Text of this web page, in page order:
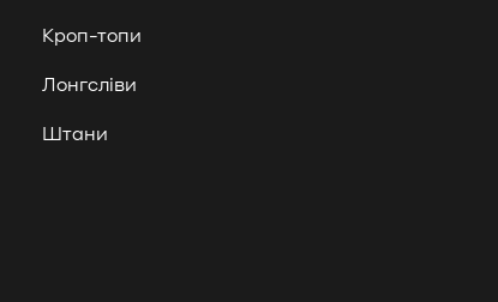
Кроп-топи
Лонгсліви
Штани